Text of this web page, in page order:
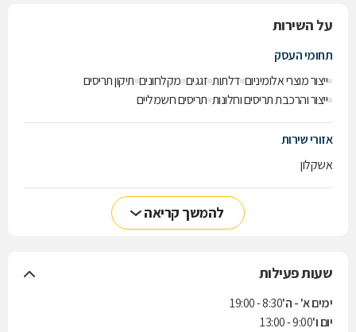
על השירות
תחומי העסק
ייצור מוצרי אלומיניום דלתות זגגים מקלחונים תיקון תריסים
ייצור והרכבת תריסים וחלונות תריסים חשמליים
אזורי שירות
אשקלון
להמשך קריאה
שעות פעילות
ימים א' - ה'8:30 - 19:00
יום ו'9:00 - 13:00